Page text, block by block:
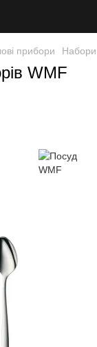
прибори Набори
WMF